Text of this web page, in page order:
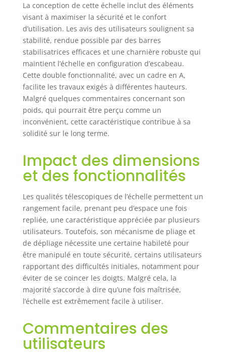
les marches
rendent l'échelle
télescopique plus
stable et vous
offrent une
sécurité maximale
lorsqu'elle est
complètement
dépliée. Matériau
de haute qualité et
taille de stockage
compacte : les
fabriquées en
alliage
d'aluminium de
durable, elles sont
solides et sûres,
antirouille et
durables, peuvent
fournir un bon
support et peuvent
supporter jusqu'à
150 kg. Grâce à son
design extensible,
elle se replie à
seulement 63 cm
kg. Elle est très
facile à transporter
La conception de cette échelle inclut des éléments
visant à maximiser la sécurité et le confort
d’utilisation. Les avis des utilisateurs soulignent sa
stabilité, rendue possible par des barres
stabilisatrices efficaces et une charnière robuste qui
maintient l’échelle en configuration d’escabeau.
Cette double fonctionnalité, avec un cadre en A,
facilite les travaux exigés à différentes hauteurs.
Malgré quelques commentaires concernant son
poids, qui pourrait être perçu comme un
inconvénient, cette caractéristique contribue à sa
solidité sur le long terme.
Impact des dimensions
et des fonctionnalités
Les qualités télescopiques de l’échelle permettent un
rangement facile, prenant peu d’espace une fois
repliée, une caractéristique appréciée par plusieurs
utilisateurs. Toutefois, son mécanisme de pliage et
de dépliage nécessite une certaine habileté pour
être manipulé en toute sécurité, certains utilisateurs
rapportant des difficultés initiales, notamment pour
éviter de se coincer les doigts. Malgré cela, la
majorité s’accorde à dire qu’une fois maîtrisée,
l’échelle est extrêmement facile à utiliser.
Commentaires des
utilisateurs